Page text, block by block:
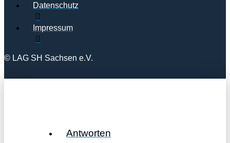
Datenschutz
Impressum
© LAG SH Sachsen e.V.
Antworten